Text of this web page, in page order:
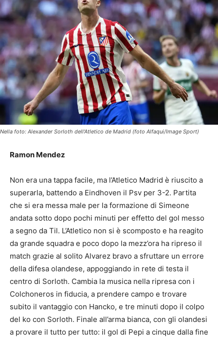
Nella foto: Alexander Sorloth dell'Atletico de Madrid (foto Alfaqui/Image Sport)
Ramon Mendez
Non era una tappa facile, ma l’Atletico Madrid è riuscito a
superarla, battendo a Eindhoven il Psv per 3-2. Partita
che si era messa male per la formazione di Simeone
andata sotto dopo pochi minuti per effetto del gol messo
a segno da Til. L’Atletico non si è scomposto e ha reagito
da grande squadra e poco dopo la mezz’ora ha ripreso il
match grazie al solito Alvarez bravo a sfruttare un errore
della difesa olandese, appoggiando in rete di testa il
centro di Sorloth. Cambia la musica nella ripresa con i
Colchoneros in fiducia, a prendere campo e trovare
subito il vantaggio con Hancko, e tre minuti dopo il colpo
del ko con Sorloth. Finale all’arma bianca, con gli olandesi
a provare il tutto per tutto: il gol di Pepi a cinque dalla fine